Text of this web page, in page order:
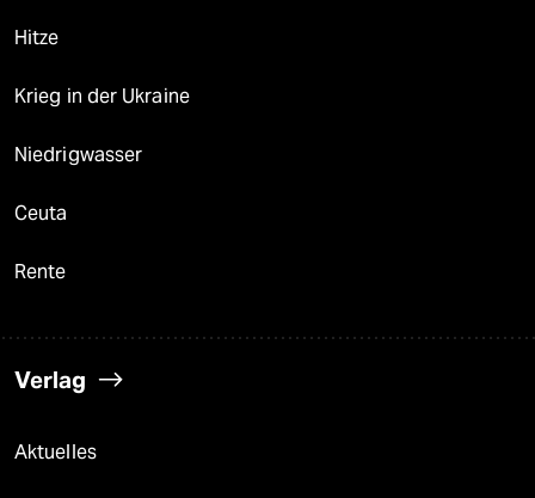
Hitze
Krieg in der Ukraine
Niedrigwasser
Ceuta
Rente
Verlag
Aktuelles